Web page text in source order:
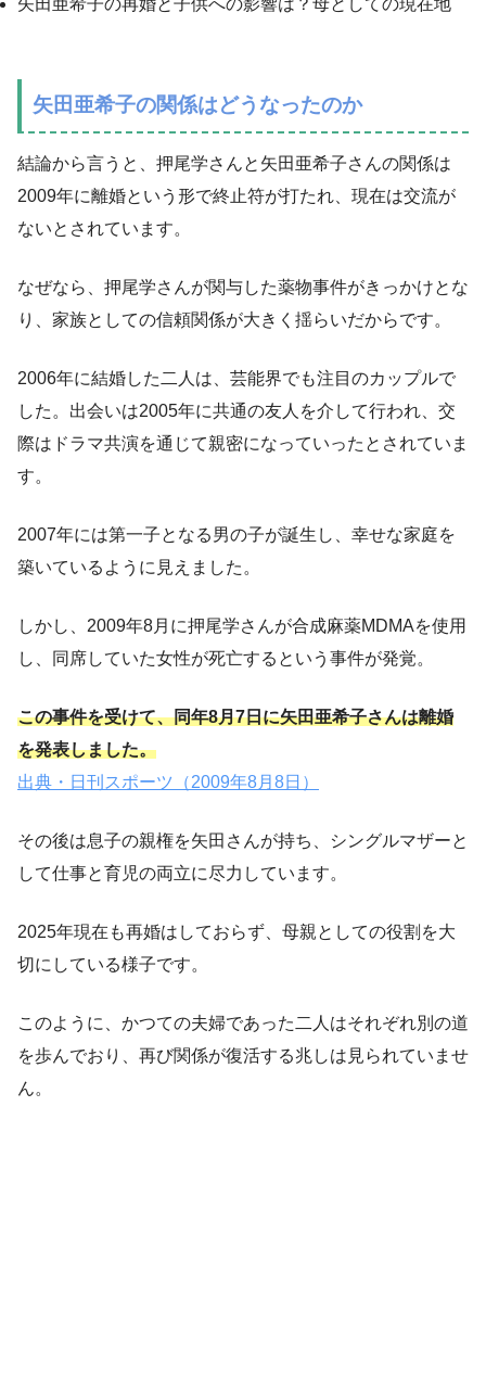
矢田亜希子の再婚と子供への影響は？母としての現在地
矢田亜希子の関係はどうなったのか
結論から言うと、押尾学さんと矢田亜希子さんの関係は
2009年に離婚という形で終止符が打たれ、現在は交流が
ないとされています。
なぜなら、押尾学さんが関与した薬物事件がきっかけとな
り、家族としての信頼関係が大きく揺らいだからです。
2006年に結婚した二人は、芸能界でも注目のカップルで
した。出会いは2005年に共通の友人を介して行われ、交
際はドラマ共演を通じて親密になっていったとされていま
す。
2007年には第一子となる男の子が誕生し、幸せな家庭を
築いているように見えました。
しかし、2009年8月に押尾学さんが合成麻薬MDMAを使用
し、同席していた女性が死亡するという事件が発覚。
この事件を受けて、同年8月7日に矢田亜希子さんは離婚
を発表しました。
出典・日刊スポーツ（2009年8月8日）
その後は息子の親権を矢田さんが持ち、シングルマザーと
して仕事と育児の両立に尽力しています。
2025年現在も再婚はしておらず、母親としての役割を大
切にしている様子です。
このように、かつての夫婦であった二人はそれぞれ別の道
を歩んでおり、再び関係が復活する兆しは見られていませ
ん。